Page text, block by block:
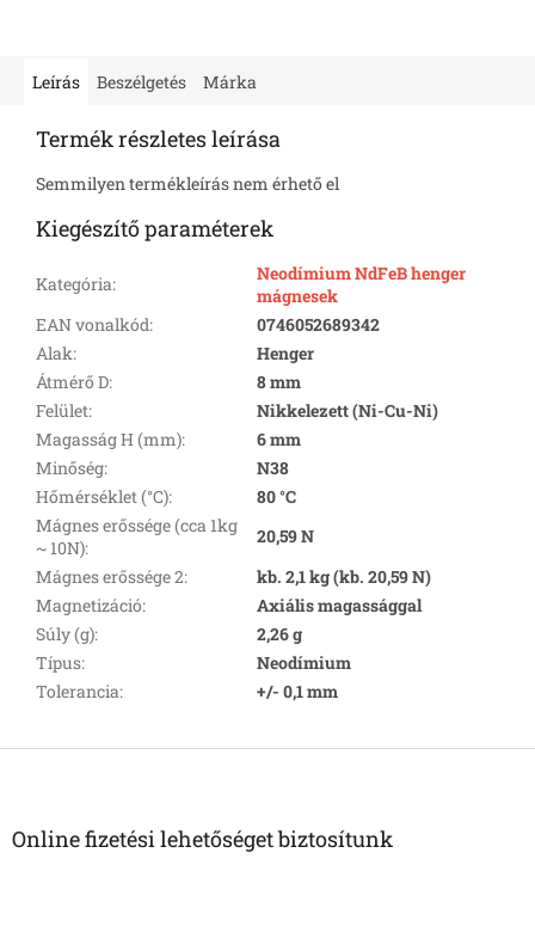
Leírás Beszélgetés Márka
Termék részletes leírása
Semmilyen termékleírás nem érhető el
Kiegészítő paraméterek
Kategória:
Neodímium NdFeB henger
mágnesek
EAN vonalkód:
0746052689342
Alak:
Henger
Átmérő D:
8 mm
Felület:
Nikkelezett (Ni-Cu-Ni)
Magasság H (mm):
6 mm
Minőség:
N38
Hőmérséklet (°C):
80 °C
Mágnes erőssége (cca 1kg
~ 10N):
20,59 N
Mágnes erőssége 2:
kb. 2,1 kg (kb. 20,59 N)
Magnetizáció:
Axiális magassággal
Súly (g):
2,26 g
Típus:
Neodímium
Tolerancia: +/- 0,1 mm
L
Online fizetési lehetőséget biztosítunk